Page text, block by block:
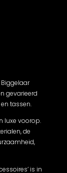
gevarieerd
tassen.
luxe voorop.
de
is in